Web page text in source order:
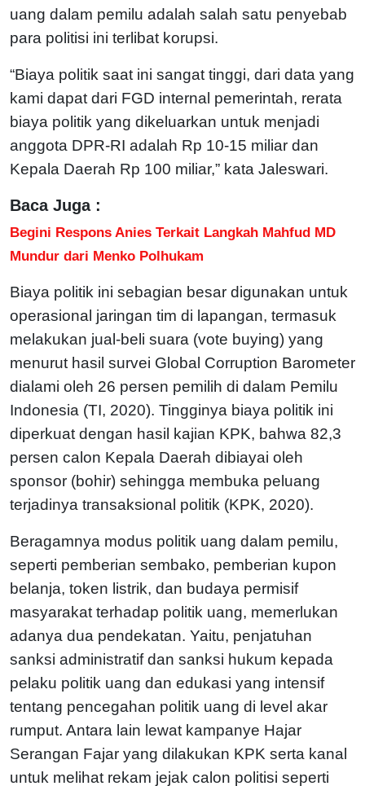
uang dalam pemilu adalah salah satu penyebab
para politisi ini terlibat korupsi.
“Biaya politik saat ini sangat tinggi, dari data yang
kami dapat dari FGD internal pemerintah, rerata
biaya politik yang dikeluarkan untuk menjadi
anggota DPR-RI adalah Rp 10-15 miliar dan
Kepala Daerah Rp 100 miliar,” kata Jaleswari.
Baca Juga :
Begini Respons Anies Terkait Langkah Mahfud MD
Mundur dari Menko Polhukam
Biaya politik ini sebagian besar digunakan untuk
operasional jaringan tim di lapangan, termasuk
melakukan jual-beli suara (vote buying) yang
menurut hasil survei Global Corruption Barometer
dialami oleh 26 persen pemilih di dalam Pemilu
Indonesia (TI, 2020). Tingginya biaya politik ini
diperkuat dengan hasil kajian KPK, bahwa 82,3
persen calon Kepala Daerah dibiayai oleh
sponsor (bohir) sehingga membuka peluang
terjadinya transaksional politik (KPK, 2020).
Beragamnya modus politik uang dalam pemilu,
seperti pemberian sembako, pemberian kupon
belanja, token listrik, dan budaya permisif
masyarakat terhadap politik uang, memerlukan
adanya dua pendekatan. Yaitu, penjatuhan
sanksi administratif dan sanksi hukum kepada
pelaku politik uang dan edukasi yang intensif
tentang pencegahan politik uang di level akar
rumput. Antara lain lewat kampanye Hajar
Serangan Fajar yang dilakukan KPK serta kanal
untuk melihat rekam jejak calon politisi seperti